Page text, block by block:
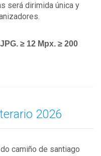
será dirimida única y
≥ 12 Mpx. ≥ 200
2026
camiño de santiago